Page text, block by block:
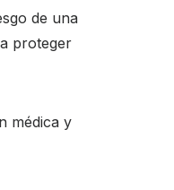
de una
proteger
médica y